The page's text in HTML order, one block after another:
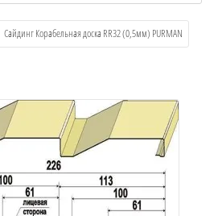
  Сайдинг Корабельная доска RR32 (0,5мм) PURMAN